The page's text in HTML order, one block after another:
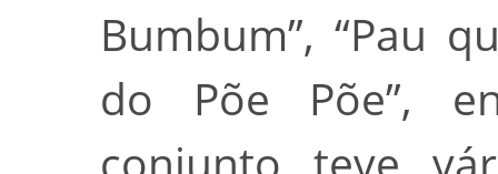
Bumbum”, “Pau
do Põe Põe”,